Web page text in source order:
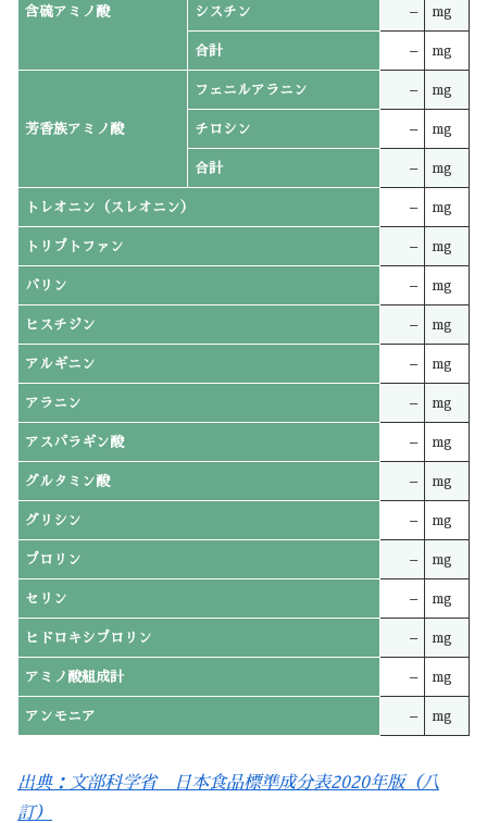
含硫アミノ酸 シスチン – mg
合計 – mg
芳香族アミノ酸
フェニルアラニン – mg
チロシン – mg
合計 – mg
トレオニン（スレオニン） – mg
トリプトファン – mg
バリン – mg
ヒスチジン – mg
アルギニン – mg
アラニン – mg
アスパラギン酸 – mg
グルタミン酸 – mg
グリシン – mg
プロリン – mg
セリン – mg
ヒドロキシプロリン – mg
アミノ酸組成計 – mg
アンモニア – mg
出典：文部科学省 日本食品標準成分表2020年版（八
訂）